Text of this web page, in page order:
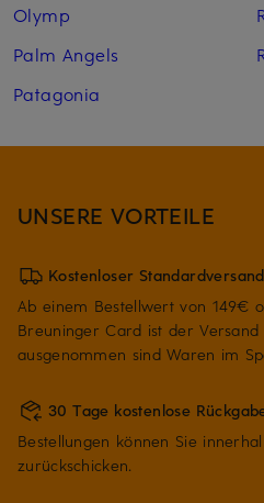
Olymp
Palm Angels
Patagonia
UNSERE VORTEILE
Kostenloser
Ab einem Bestellwert von 149€
Breuninger Card ist der Versand
ausgenommen sind Waren im
30 Tage kostenlose
Bestellungen können Sie
zurückschicken.